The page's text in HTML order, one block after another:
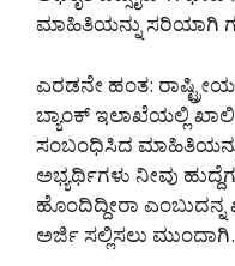
ಮಾಹಿತಿಯನ್ನು ಸರಿಯಾಗಿ
ಎರಡನೇ ಹಂತ: ರಾಷ್ಟ್ರೀಯ
ಬ್ಯಾಂಕ್ ಇಲಾಖೆಯಲ್ಲಿ
ಸಂಬಂಧಿಸಿದ
ಅಭ್ಯರ್ಥಿಗಳು ನೀವು
ಹೊಂದಿದ್ದೀರಾ
ಅರ್ಜಿ ಸಲ್ಲಿಸಲು ಮುಂದಾಗಿ.